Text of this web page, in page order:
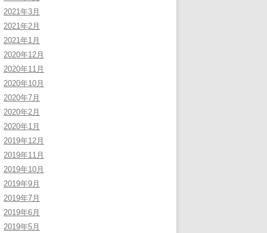
2021年3月
2021年2月
2021年1月
2020年12月
2020年11月
2020年10月
2020年7月
2020年2月
2020年1月
2019年12月
2019年11月
2019年10月
2019年9月
2019年7月
2019年6月
2019年5月